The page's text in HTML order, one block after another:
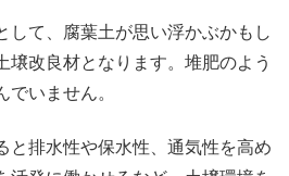
して、腐葉土が思い浮かぶかもし
壌改良材となります。堆肥のよう
でいません。
と排水性や保水性、通気性を高め